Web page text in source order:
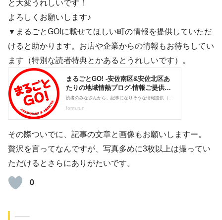
と大変うれしいです！
よろしくお願いします♪
▼まるごとGO!に載せてほしい町の情報を提供していただ
けると助かります。お店や企業からの情報もお待ちしてい
ます（特別な読者特典とかあるとうれしいです）。
その際ついでに、記事の文章と画像もお願いしますー。
贅沢を言ってなんですが、写真多めに3枚以上は撮ってい
ただけるとさらにありがたいです。
0